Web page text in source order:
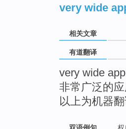
very wide
相关文章
有道翻译
very wide
非常广泛的应
以上为机器
双语例句 权